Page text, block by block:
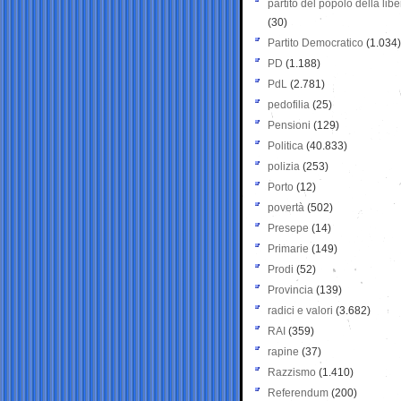
partito del popolo della
(30)
Partito Democratico (1.034)
PD (1.188)
PdL (2.781)
pedofilia (25)
Pensioni (129)
Politica (40.833)
polizia (253)
Porto (12)
povertà (502)
Presepe (14)
Primarie (149)
Prodi (52)
Provincia (139)
radici e valori (3.682)
RAI (359)
rapine (37)
Razzismo (1.410)
Referendum (200)